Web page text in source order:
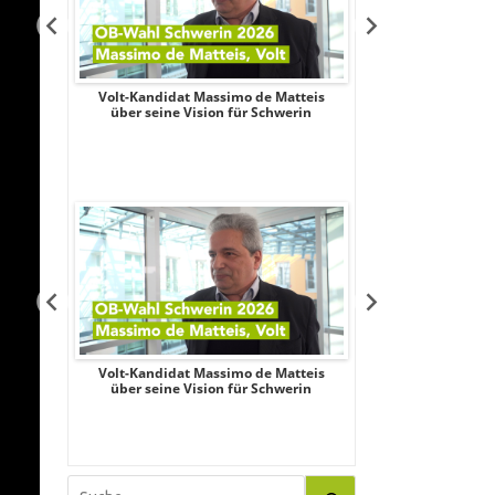
Volt-Kandidat Massimo de Matteis
über seine Vision für Schwerin
Volt-Kandidat Massimo de Matteis
über seine Vision für Schwerin